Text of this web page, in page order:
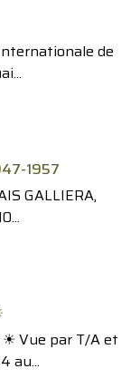
de
1957
GALLIERA,
☀︎ Vue par T/A et
au...